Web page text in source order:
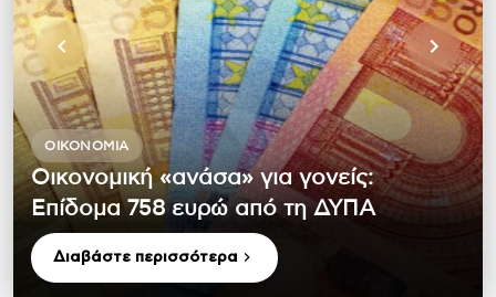
ΟΙΚΟΝΟΜΊΑ
Oικονομική «ανάσα» για γονείς:
Επίδομα 758 ευρώ από τη ΔΥΠΑ
Διαβάστε περισσότερα